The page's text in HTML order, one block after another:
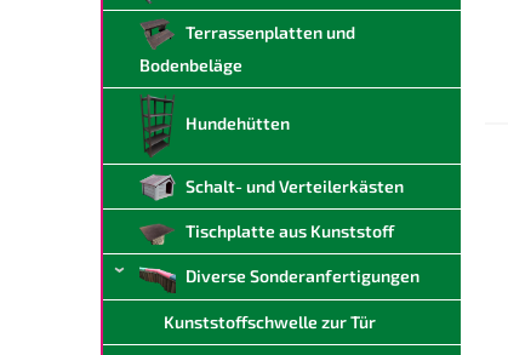
Terrassenplatten und
Bodenbeläge
Hundehütten
Schalt- und Verteilerkästen
Tischplatte aus Kunststoff
Diverse Sonderanfertigungen
Kunststoffschwelle zur Tür